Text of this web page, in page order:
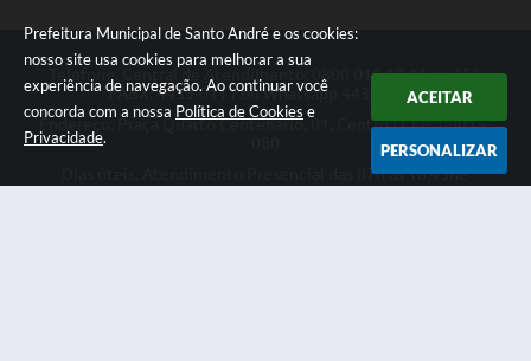
Prefeitura Municipal de Santo André e os cookies:
nosso site usa cookies para melhorar a sua
experiência de navegação. Ao continuar você
concorda com a nossa Política de Cookies e
Privacidade.
ACEITAR
PERSONALIZAR
Telefone: Central de Atendimento: 0800 019 19 44 ou 156
PABX: 4433-0111 ou Whatsapp 4433-0123
Endereço: Praça Quarto Centenário, 01, Centro | CEP: 09015-
Dias úteis, Atendimento Presencial das 07h as 18:45he